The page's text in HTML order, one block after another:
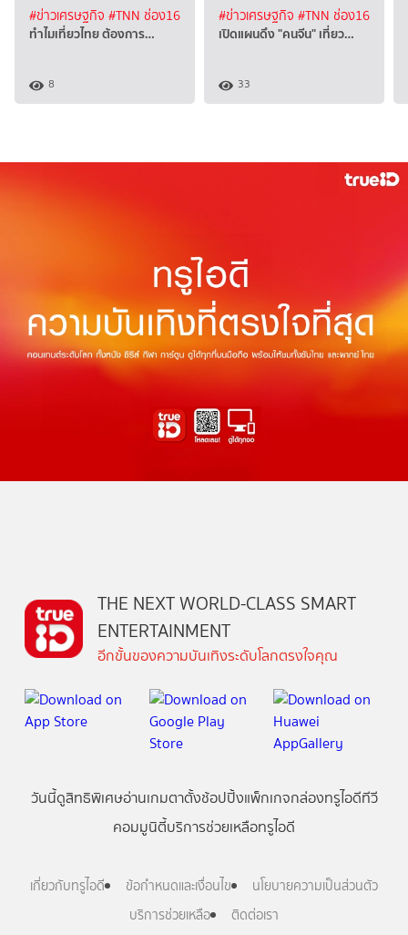
#ข่าวเศรษฐกิจ #TNN ช่อง16
ทำไมเที่ยวไทย ต้องการ…
8
#ข่าวเศรษฐกิจ #TNN ช่อง16
เปิดแผนดึง "คนจีน" เที่ยว…
33
THE NEXT WORLD-CLASS SMART
ENTERTAINMENT
อีกขั้นของความบันเทิงระดับโลกตรงใจคุณ
วันนี้ดูสิทธิพิเศษอ่านเกมตาตั้งช้อปปิ้งแพ็กเกจกล่องทรูไอดีทีวี
คอมมูนิตี้บริการช่วยเหลือทรูไอดี
เกี่ยวกับทรูไอดี ข้อกำหนดและเงื่อนไข
นโยบายความเป็นส่วนตัว
บริการช่วยเหลือ
ติดต่อเรา